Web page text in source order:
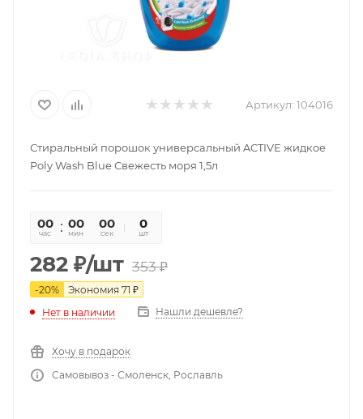
Артикул: 104016
Стиральный порошок универсальный ACTIVE жидкое
Poly Wash Blue Свежесть моря 1,5л
00
час
00
мин
00
сек
0
шт
282 ₽/шт 353₽
-20% Экономия 71 ₽
Нет в наличии
Нашли дешевле?
Хочу в подарок
Самовывоз - Смоленск, Рославль